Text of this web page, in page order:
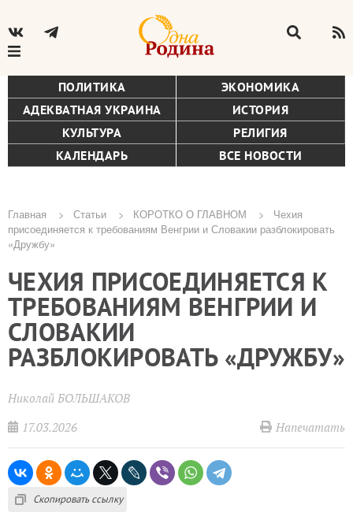
ПОЛИТИКА
ЭКОНОМИКА
АДЕКВАТНАЯ УКРАИНА
ИСТОРИЯ
КУЛЬТУРА
РЕЛИГИЯ
КАЛЕНДАРЬ
ВСЕ НОВОСТИ
Строка
навигации
Главная Статьи КОРОТКО О ГЛАВНОМ
Чехия
присоединяется к требованиям Венгрии и Словакии разблокировать
«Дружбу»
ЧЕХИЯ ПРИСОЕДИНЯЕТСЯ К
ТРЕБОВАНИЯМ ВЕНГРИИ И
СЛОВАКИИ
РАЗБЛОКИРОВАТЬ «ДРУЖБУ»
Николай БОЛЬШАКОВ
17.03.2026
Напечатать
Скопировать ссылку